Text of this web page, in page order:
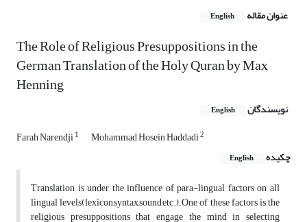
عنوان مقاله English
The Role of Religious Presuppositions in the
German Translation of the Holy Quran by Max
Henning
نویسندگان English
Farah Narendji1 Mohammad Hosein Haddadi2
چکیده English
Translation is under the influence of para-lingual factors on all
lingual levels(lexicon,syntax,sound,etc.).One of these factors is the
religious presuppositions that engage the mind in selecting